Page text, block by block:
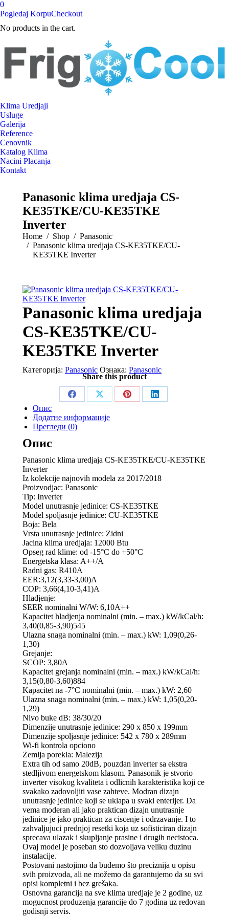
0
Pogledaj KorpuCheckout
No products in the cart.
Klima Uredjaji
Usluge
Galerija
Reference
Cenovnik
Katalog Klima
Nacini Placanja
Kontakt
opens
window
page
opens
in
new
window
page
opens
in
new
window
page
opens
in
new
window
Panasonic klima uredjaja CS-
KE35TKE/CU-KE35TKE
Inverter
You are here:
Home Shop
Panasonic
Panasonic klima uredjaja CS-KE35TKE/CU-
KE35TKE Inverter
Panasonic klima uredjaja
CS-KE35TKE/CU-
KE35TKE Inverter
Категорија: Panasonic Ознака: Panasonic
Share this product
Share
on
Facebook
Share
on
Share
Share
Опис
Додатне информације
Прегледи (0)
Опис
Panasonic klima uredjaja CS-KE35TKE/CU-KE35TKE
Inverter
Iz kolekcije najnovih modela za 2017/2018
Proizvodjac: Panasonic
Tip: Inverter
Model unutrasnje jedinice: CS-KE35TKE
Model spoljasnje jedinice: CU-KE35TKE
Boja: Bela
Vrsta unutrasnje jedinice: Zidni
Jacina klima uredjaja: 12000 Btu
Opseg rad klime: od -15°C do +50°C
Energetska klasa: A++/A
Radni gas: R410A
EER:3,12(3,33-3,00)A
COP: 3,66(4,10-3,41)A
Hladjenje:
SEER nominalni W/W: 6,10A++
Kapacitet hladjenja nominalni (min. – max.) kW/kCal/h:
3,40(0,85-3,90)545
Ulazna snaga nominalni (min. – max.) kW: 1,09(0,26-
1,30)
Grejanje:
SCOP: 3,80A
Kapacitet grejanja nominalni (min. – max.) kW/kCal/h:
3,15(0,80-3,60)884
Kapacitet na -7°C nominalni (min. – max.) kW: 2,60
Ulazna snaga nominalni (min. – max.) kW: 1,05(0,20-
1,29)
Nivo buke dB: 38/30/20
Dimenzije unutrasnje jedinice: 290 x 850 x 199mm
Dimenzije spoljasnje jedinice: 542 x 780 x 289mm
Wi-fi kontrola opciono
Zemlja porekla: Malezija
Extra tih od samo 20dB, pouzdan inverter sa ekstra
stedljivom energetskom klasom. Panasonik je stvorio
inverter visokog kvaliteta i odlicnih karakteristika koji ce
svakako zadovoljiti vase zahteve. Modran dizajn
unutrasnje jedinice koji se uklapa u svaki enterijer. Da
vema moderan ali jako praktican dizajn unutrasnje
jedinice je jako praktican za ciscenje i odrzavanje. I to
zahvaljujuci prednjoj resetki koja uz sofisticiran dizajn
sprecava ulazak i skupljanje prasine i drugih necistoca.
Ovaj model je poseban sto dozvoljava veliku duzinu
instalacije.
Postovani nastojimo da budemo što preciznija u opisu
svih proizvoda, ali ne možemo da garantujemo da su svi
opisi kompletni i bez grešaka.
Osnovna garancija na sve klima uredjaje je 2 godine, uz
mogucnost produzenja garancije do 7 godina uz redovan
godisnji servis.